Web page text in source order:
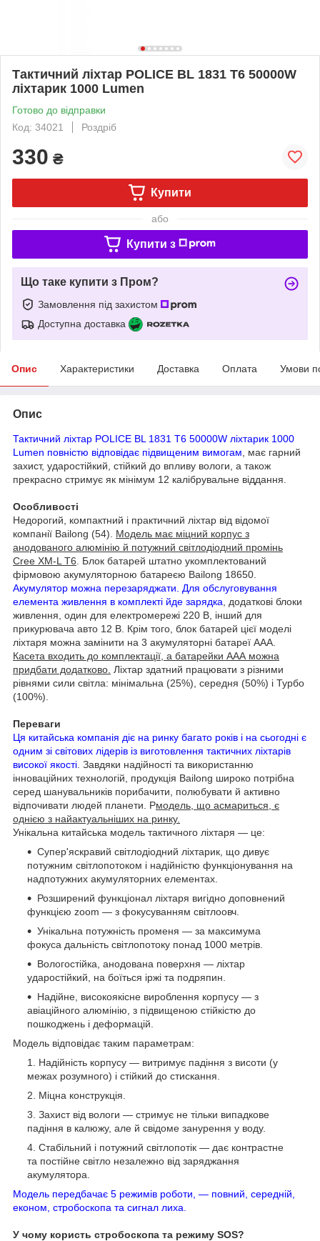
Тактичний ліхтар POLICE BL 1831 T6 50000W
ліхтарик 1000 Lumen
Готово до відправки
Код: 34021
Роздріб
330 ₴
Купити
або
Купити з
Що таке купити з Пром?
Замовлення під захистом
Доступна доставка
Опис Характеристики Доставка Оплата Умови
Опис
Тактичний ліхтар POLICE BL 1831 T6 50000W ліхтарик 1000
Lumen повністю відповідає підвищеним вимогам , має гарний
захист, ударостійкий, стійкий до впливу вологи, а також
прекрасно стримує як мінімум 12 калібрувальне віддання.
Особливості
Недорогий, компактний і практичний ліхтар від відомої
компанії Bailong (54). Модель має міцний корпус з
анодованого алюмінію й потужний світлодіодний промінь
Cree XM-L T6 . Блок батарей штатно укомплектований
фірмовою акумуляторною батареєю Bailong 18650.
Акумулятор можна перезаряджати. Для обслуговування
елемента живлення в комплекті йде зарядка , додаткові блоки
живлення, один для електромережі 220 В, інший для
прикурювача авто 12 В. Крім того, блок батарей цієї моделі
ліхтаря можна замінити на 3 акумуляторні батареї ААА.
Касета входить до комплектації, а батарейки ААА можна
придбати додатково. Ліхтар здатний працювати з різними
рівнями сили світла: мінімальна (25%), середня (50%) і Турбо
(100%).
Переваги
Ця китайська компанія діє на ринку багато років і на сьогодні є
одним зі світових лідерів із виготовлення тактичних ліхтарів
високої якості . Завдяки надійності та використанню
інноваційних технологій, продукція Bailong широко потрібна
серед шанувальників порибачити, полюбувати й активно
відпочивати людей планети. Рмодель, що асмариться, є
однією з найактуальніших на ринку.
Унікальна китайська модель тактичного ліхтаря — це:
Супер'яскравий світлодіодний ліхтарик, що дивує
потужним світлопотоком і надійністю функціонування на
надпотужних акумуляторних елементах.
Розширений функціонал ліхтаря вигідно доповнений
функцією zoom — з фокусуванням світлоовч.
Унікальна потужність променя — за максимума
фокуса дальність світлопотоку понад 1000 метрів.
Вологостійка, анодована поверхня — ліхтар
ударостійкий, на боїться іржі та подряпин.
Надійне, високоякісне вироблення корпусу — з
авіаційного алюмінію, з підвищеною стійкістю до
пошкоджень і деформацій.
Модель відповідає таким параметрам:
Надійність корпусу — витримує падіння з висоти (у
межах розумного) і стійкий до стискання.
Міцна конструкція.
Захист від вологи — стримує не тільки випадкове
падіння в калюжу, але й свідоме занурення у воду.
Стабільний і потужний світлопотік — дає контрастне
та постійне світло незалежно від заряджання
акумулятора.
Модель передбачає 5 режимів роботи, — повний, середній,
економ, стробоскопа та сигнал лиха.
У чому користь стробоскопа та режиму SOS?